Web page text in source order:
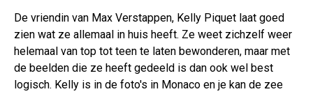
De vriendin van Max Verstappen, Kelly Piquet laat goed
zien wat ze allemaal in huis heeft. Ze weet zichzelf weer
helemaal van top tot teen te laten bewonderen, maar met
de beelden die ze heeft gedeeld is dan ook wel best
logisch. Kelly is in de foto's in Monaco en je kan de zee